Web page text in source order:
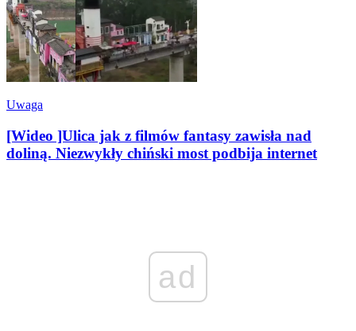
Uwaga
[Wideo ]Ulica jak z filmów fantasy zawisła nad
doliną. Niezwykły chiński most podbija internet
ad